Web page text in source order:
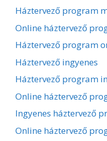
Háztervező program
Online háztervező
Háztervező program
Háztervező ingyenes
Háztervező program
Online háztervező
Ingyenes háztervező
Online háztervező